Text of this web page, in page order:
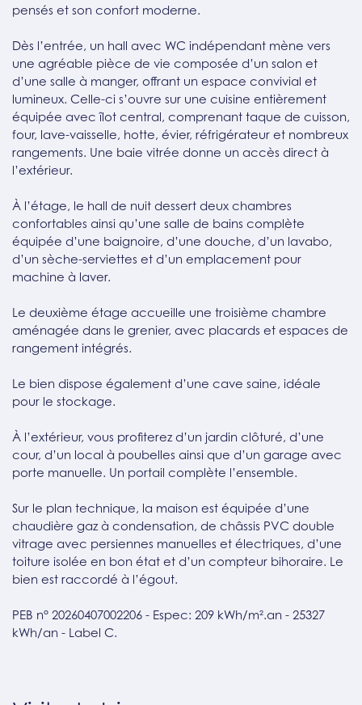
pensés et son confort moderne.
Dès l’entrée, un hall avec WC indépendant mène vers
une agréable pièce de vie composée d’un salon et
d’une salle à manger, offrant un espace convivial et
lumineux. Celle-ci s’ouvre sur une cuisine entièrement
équipée avec îlot central, comprenant taque de cuisson,
four, lave-vaisselle, hotte, évier, réfrigérateur et nombreux
rangements. Une baie vitrée donne un accès direct à
l’extérieur.
À l’étage, le hall de nuit dessert deux chambres
confortables ainsi qu’une salle de bains complète
équipée d’une baignoire, d’une douche, d’un lavabo,
d’un sèche-serviettes et d’un emplacement pour
machine à laver.
Le deuxième étage accueille une troisième chambre
aménagée dans le grenier, avec placards et espaces de
rangement intégrés.
Le bien dispose également d’une cave saine, idéale
pour le stockage.
À l’extérieur, vous profiterez d’un jardin clôturé, d’une
cour, d’un local à poubelles ainsi que d’un garage avec
porte manuelle. Un portail complète l’ensemble.
Sur le plan technique, la maison est équipée d’une
chaudière gaz à condensation, de châssis PVC double
vitrage avec persiennes manuelles et électriques, d’une
toiture isolée en bon état et d’un compteur bihoraire. Le
bien est raccordé à l’égout.
PEB n° 20260407002206 - Espec: 209 kWh/m².an - 25327
kWh/an - Label C.